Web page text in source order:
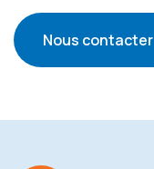
Nous contacter